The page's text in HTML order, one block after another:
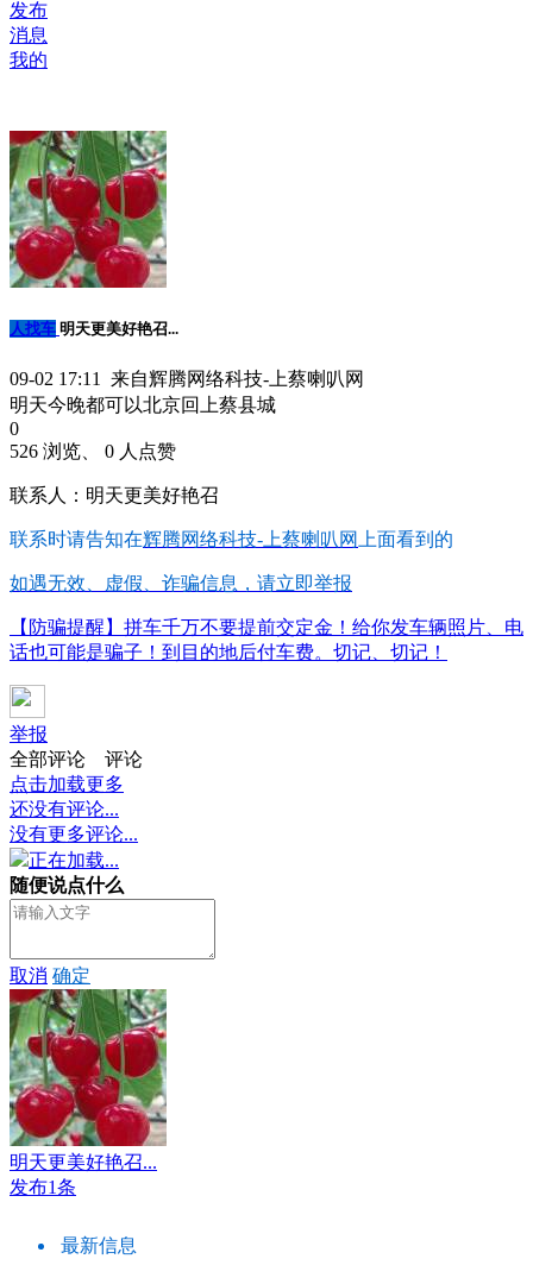
发布
消息
我的
人找车 明天更美好艳召...
09-02 17:11 来自辉腾网络科技-上蔡喇叭网
明天今晚都可以北京回上蔡县城
0
526 浏览、 0 人点赞
联系人：明天更美好艳召
联系时请告知在辉腾网络科技-上蔡喇叭网 上面看到的
如遇无效、虚假、诈骗信息，请立即举报
【防骗提醒】拼车千万不要提前交定金！给你发车辆照片、电
话也可能是骗子！到目的地后付车费。切记、切记！
举报
全部评论
评论
点击加载更多
还没有评论...
没有更多评论...
正在加载...
随便说点什么
取消 确定
明天更美好艳召...
发布1条
最新信息